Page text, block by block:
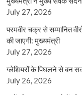
July 27, 2026
परमवीर चक्र से सम्मानित
की जाएगी: मुख्यमंत्री
July 27, 2026
ग्लेशियरों के पिघलने से बन
July 26, 2026